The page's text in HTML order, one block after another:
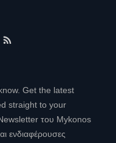
Get the latest
straight to your
του Mykonos
ενδιαφέρουσες